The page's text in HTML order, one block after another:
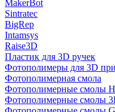
MakerBot
Sintratec
BigRep
Intamsys
Raise3D
Пластик для 3D ручек
Фотополимеры для 3D
Фотополимерная смола
Фотополимерные смолы
Фотополимерные смолы